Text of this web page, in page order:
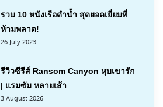
รวม 10 หนังเรือดำน้ำ สุดยอดเยี่ยมที่
ห้ามพลาด!
26 July 2023
รีวิวซีรีส์ Ransom Canyon หุบเขารัก
| แรมซัม หลายเส้า
3 August 2026